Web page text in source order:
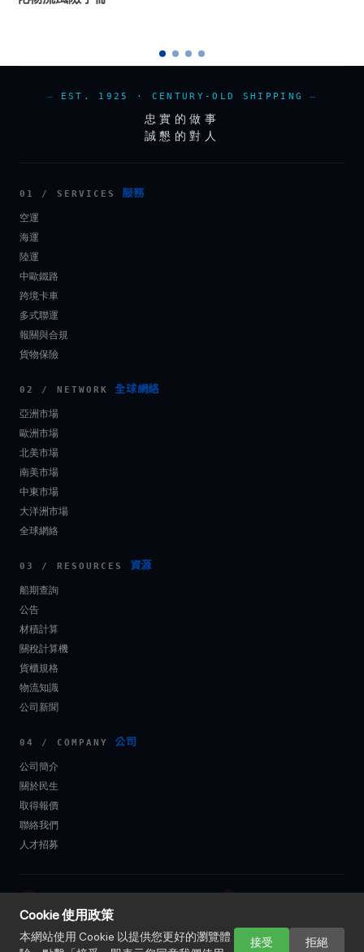
EST. 1925 · CENTURY-OLD SHIPPING
忠實的做事
誠懇的對人
01 / SERVICES 服務
空運
海運
陸運
中歐鐵路
跨境卡車
多式聯運
報關與合規
貨物保險
02 / NETWORK 全球網絡
亞洲市場
歐洲市場
北美市場
南美市場
中東市場
大洋洲市場
全球網絡
03 / RESOURCES 資源
船期查詢
公告
材積計算
關稅計算機
貨櫃規格
物流知識
公司新聞
04 / COMPANY 公司
公司簡介
關於民生
取得報價
聯絡我們
人才招募
logistics@mingsung.com.tw
FAX +886-2-2507-4997 ｜ +886-2-2507-3427
Cookie 使用政策
本網站使用 Cookie 以提供您更好的瀏覽體
接受 拒絕